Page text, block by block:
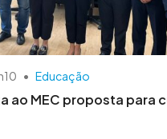
• Educação
ao MEC proposta para